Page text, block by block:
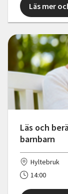
Läs mer
Läs och
barnbarn
Hyltebruk
14:00